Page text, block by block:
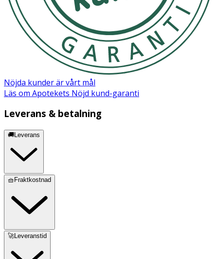
Nöjda kunder är vårt mål
Läs om Apotekets Nöjd kund-garanti
Leverans & betalning
🚚Leverans
🧺Fraktkostnad
🚀Leveranstid